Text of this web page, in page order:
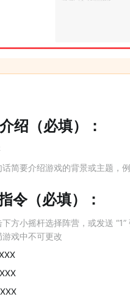
绍（必填）：
简要介绍游戏的背景或主题，
令（必填）：
方小摇杆选择阵营，或发送
戏中不可更改